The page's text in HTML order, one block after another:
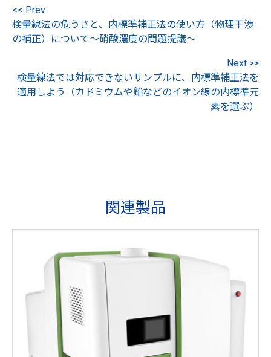
<< Prev
検量線法の危うさと、内標準補正法の使い方（物理干渉
の補正）について～硝酸濃度の問題提議～
Next >>
検量線法では対応できないサンプルに、内標準補正法を
適用しよう（カドミウムや鉛などのイオン線の内標準元
素を選ぶ）
関連製品